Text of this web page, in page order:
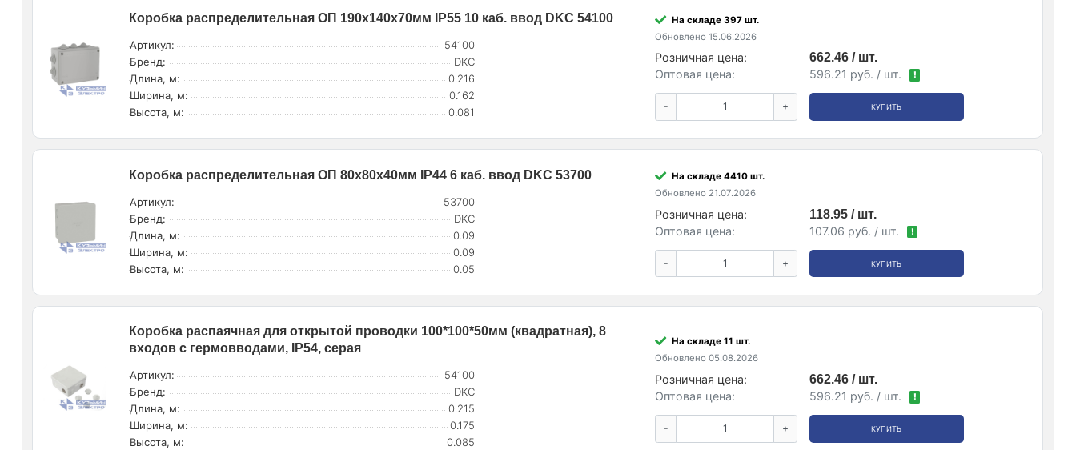
Коробка распределительная ОП 190х140х70мм IP55 10 каб. ввод DKC 54100
Артикул:
54100
Бренд:
DKC
Длина, м:
0.216
Ширина, м:
0.162
Высота, м:
0.081
На складе 397 шт.
Обновлено 15.06.2026
Розничная цена:
662.46 / шт.
Оптовая цена:
596.21 руб. / шт. !
- + КУПИТЬ
Коробка распределительная ОП 80х80х40мм IP44 6 каб. ввод DKC 53700
Артикул:
53700
Бренд:
DKC
Длина, м:
0.09
Ширина, м:
0.09
Высота, м:
0.05
На складе 4410 шт.
Обновлено 21.07.2026
Розничная цена:
118.95 / шт.
Оптовая цена:
107.06 руб. / шт. !
- + КУПИТЬ
Коробка распаячная для открытой проводки 100*100*50мм (квадратная), 8
входов с гермовводами, IP54, серая
Артикул:
54100
Бренд:
DKC
Длина, м:
0.215
Ширина, м:
0.175
Высота, м:
0.085
На складе 11 шт.
Обновлено 05.08.2026
Розничная цена:
662.46 / шт.
Оптовая цена:
596.21 руб. / шт. !
- + КУПИТЬ